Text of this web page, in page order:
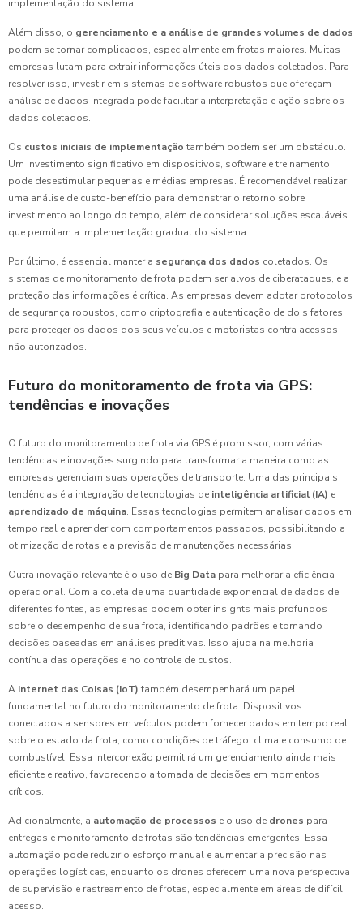
implementação do sistema.
Além disso, o gerenciamento e a análise de grandes volumes de dados
podem se tornar complicados, especialmente em frotas maiores. Muitas
empresas lutam para extrair informações úteis dos dados coletados. Para
resolver isso, investir em sistemas de software robustos que ofereçam
análise de dados integrada pode facilitar a interpretação e ação sobre os
dados coletados.
Os custos iniciais de implementação também podem ser um obstáculo.
Um investimento significativo em dispositivos, software e treinamento
pode desestimular pequenas e médias empresas. É recomendável realizar
uma análise de custo-benefício para demonstrar o retorno sobre
investimento ao longo do tempo, além de considerar soluções escaláveis
que permitam a implementação gradual do sistema.
Por último, é essencial manter a segurança dos dados coletados. Os
sistemas de monitoramento de frota podem ser alvos de ciberataques, e a
proteção das informações é crítica. As empresas devem adotar protocolos
de segurança robustos, como criptografia e autenticação de dois fatores,
para proteger os dados dos seus veículos e motoristas contra acessos
não autorizados.
Futuro do monitoramento de frota via GPS:
tendências e inovações
O futuro do monitoramento de frota via GPS é promissor, com várias
tendências e inovações surgindo para transformar a maneira como as
empresas gerenciam suas operações de transporte. Uma das principais
tendências é a integração de tecnologias de inteligência artificial (IA) e
aprendizado de máquina. Essas tecnologias permitem analisar dados em
tempo real e aprender com comportamentos passados, possibilitando a
otimização de rotas e a previsão de manutenções necessárias.
Outra inovação relevante é o uso de Big Data para melhorar a eficiência
operacional. Com a coleta de uma quantidade exponencial de dados de
diferentes fontes, as empresas podem obter insights mais profundos
sobre o desempenho de sua frota, identificando padrões e tomando
decisões baseadas em análises preditivas. Isso ajuda na melhoria
contínua das operações e no controle de custos.
A Internet das Coisas (IoT) também desempenhará um papel
fundamental no futuro do monitoramento de frota. Dispositivos
conectados a sensores em veículos podem fornecer dados em tempo real
sobre o estado da frota, como condições de tráfego, clima e consumo de
combustível. Essa interconexão permitirá um gerenciamento ainda mais
eficiente e reativo, favorecendo a tomada de decisões em momentos
críticos.
Adicionalmente, a automação de processos e o uso de drones para
entregas e monitoramento de frotas são tendências emergentes. Essa
automação pode reduzir o esforço manual e aumentar a precisão nas
operações logísticas, enquanto os drones oferecem uma nova perspectiva
de supervisão e rastreamento de frotas, especialmente em áreas de difícil
acesso.